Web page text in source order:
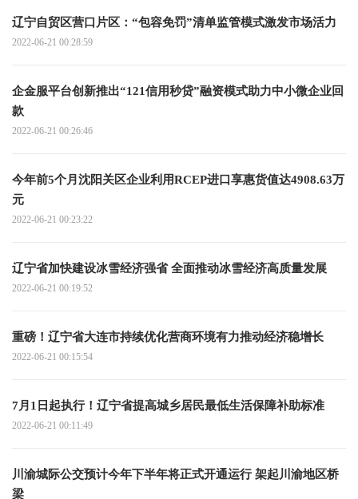
辽宁自贸区营口片区：“包容免罚”清单监管模式激发市场活力
2022-06-21 00:28:59
企金服平台创新推出“121信用秒贷”融资模式助力中小微企业回
款
2022-06-21 00:26:46
今年前5个月沈阳关区企业利用RCEP进口享惠货值达4908.63万
元
2022-06-21 00:23:22
辽宁省加快建设冰雪经济强省 全面推动冰雪经济高质量发展
2022-06-21 00:19:52
重磅！辽宁省大连市持续优化营商环境有力推动经济稳增长
2022-06-21 00:15:54
7月1日起执行！辽宁省提高城乡居民最低生活保障补助标准
2022-06-21 00:11:49
川渝城际公交预计今年下半年将正式开通运行 架起川渝地区桥
梁